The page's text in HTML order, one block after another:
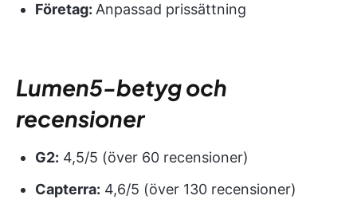
Företag: Anpassad prissättning
Lumen5-betyg och
recensioner
G2: 4,5/5 (över 60 recensioner)
Capterra: 4,6/5 (över 130 recensioner)